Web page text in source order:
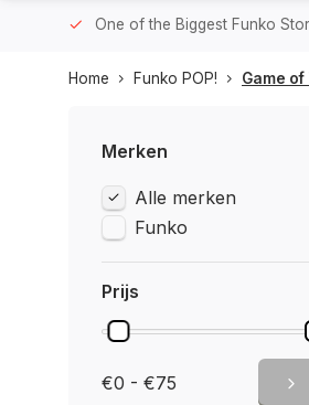
One of the Biggest Funko
Home Funko POP! Game
Merken
Alle merken
Funko
Prijs
€0 - €75